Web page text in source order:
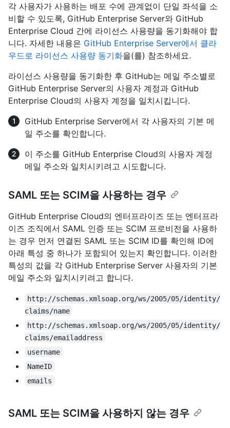
각 사용자가 사용하는 배포 수에 관계없이 단일 좌석을 소
비할 수 있도록, GitHub Enterprise Server와 GitHub
Enterprise Cloud 간에 라이선스 사용량을 동기화해야 합
니다. 자세한 내용은 GitHub Enterprise Server에서 클라
우드로 라이선스 사용량 동기화을(를) 참조하세요.
라이선스 사용량을 동기화한 후 GitHub는 메일 주소별로
GitHub Enterprise Server의 사용자 계정과 GitHub
Enterprise Cloud의 사용자 계정을 일치시킵니다.
GitHub Enterprise Server에서 각 사용자의 기본 메
일 주소를 확인합니다.
이 주소를 GitHub Enterprise Cloud의 사용자 계정
메일 주소와 일치시키려고 시도합니다.
SAML 또는 SCIM을 사용하는 경우
GitHub Enterprise Cloud의 엔터프라이즈 또는 엔터프라
이즈 조직에서 SAML 인증 또는 SCIM 프로비전을 사용하
는 경우 먼저 연결된 SAML 또는 SCIM ID를 확인해 ID에
아래 특성 중 하나가 포함되어 있는지 확인합니다. 이러한
특성의 값을 각 GitHub Enterprise Server 사용자의 기본
메일 주소와 일치시키려고 합니다.
http://schemas.xmlsoap.org/ws/2005/05/identity/
claims/name
http://schemas.xmlsoap.org/ws/2005/05/identity/
claims/emailaddress
username
NameID
emails
SAML 또는 SCIM을 사용하지 않는 경우